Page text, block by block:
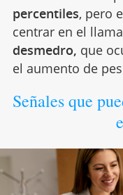
percentiles, pero
centrar en el
desmedro, que
el aumento de
Señales que